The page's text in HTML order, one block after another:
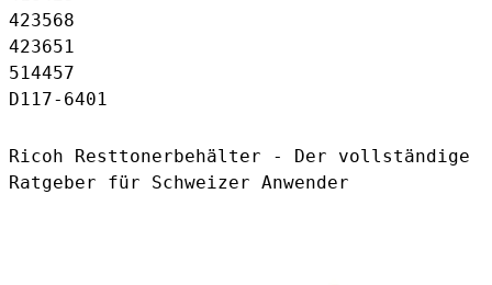
423568
423651
514457
D117-6401
Ricoh Resttonerbehälter - Der vollständige
Ratgeber für Schweizer Anwender